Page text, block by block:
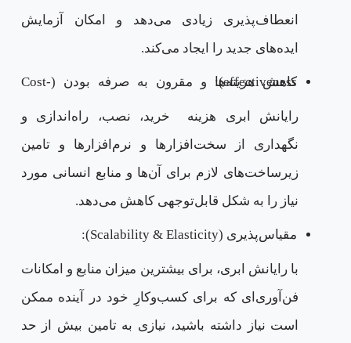
انعطاف‌پذیری زیادی می‌دهد و امکان آزمایش
ایده‌های جدید را ایجاد می‌کند.
کاهش هزینه‌ها و مقرون‌ به صرفه بودن (Cost-effectiveness):
رایانش ابری هزینه خرید، نصب، راه‌اندازی و
نگهداری از سخت‌افزارها و نرم‌افزارها و تامین
زیرساخت‌های لازم برای آن‌ها و منابع انسانی مورد
نیاز را به شکل قابل‌توجهی کاهش می‌دهد.
مقیاس‌پذیری (Scalability & Elasticity):
با رایانش ابری، برای بیشترین میزان منابع و امکانات
فن‌آوری‌ای که برای کسب‌وکارِ خود در آینده ممکن
است نیاز داشته باشید، نیازی به تامین بیش از حد